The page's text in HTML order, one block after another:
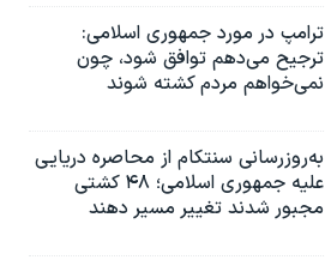
ترامپ در مورد جمهوری اسلامی:
ترجیح می‌دهم توافق شود، چون
نمی‌خواهم مردم کشته شوند
به‌روزرسانی سنتکام از محاصره دریایی
علیه جمهوری اسلامی؛ ۴۸ کشتی
مجبور شدند تغییر مسیر دهند